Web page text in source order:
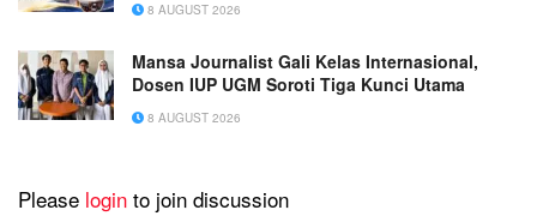
8 AUGUST 2026
Mansa Journalist Gali Kelas Internasional,
Dosen IUP UGM Soroti Tiga Kunci Utama
8 AUGUST 2026
Please login to join discussion